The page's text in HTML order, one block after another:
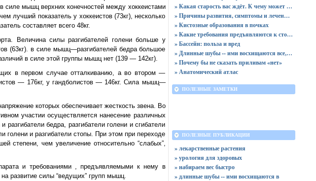
силе мышц верхних конечностей между хоккеистами
лучший показатель у хоккеистов (73кг), несколько
составляет всего 48кг.
Величина силы разгибателей голени больше у
(63кг). в силе мышц—разгибателей бедра большое
в силе этой группы мышц нет (139 — 142кг).
в первом случае отталкиванию, а во втором —
— 176кг, у гандболистов — 146кг. Сила мышц—
которых обеспечивает жесткость звена. Во
участии осуществляется нанесение различных
бедра, разгибатели голени и сгибатели
голени и разгибатели стопы. При этом при переходе
степени, чем увеличение относительно “слабых”,
и требованиями , предъявляемыми к нему в
развитие силы “ведущих” групп мышц.
» Какая старость вас ждёт. К чему может привести жестокое обращение с ребёнком
» Причины развития, симптомы и лечение хронического пиелонефрита
» Кистозные образования в почках
» Какие требования предъявляются к стоматологическому оборудованию?
» Бассейн: польза и вред
» Длинные шубы -- ими восхищаются все, но идут они не всем
» Почему бы не сказать приливам «нет»
» Анатомический атлас
ПОЛЕЗНЫЕ ЗАМЕТКИ
ПОЛЕЗНЫЕ ПУБЛИКАЦИИ
» лекарственные растения
» урология для здоровых
» набираем вес быстро
» длинные шубы -- ими восхищаются в